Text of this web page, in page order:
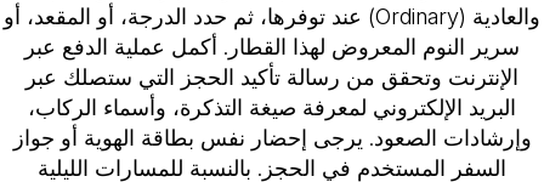
والعادية (Ordinary) عند توفرها، ثم حدد الدرجة، أو المقعد، أو
سرير النوم المعروض لهذا القطار. أكمل عملية الدفع عبر
الإنترنت وتحقق من رسالة تأكيد الحجز التي ستصلك عبر
البريد الإلكتروني لمعرفة صيغة التذكرة، وأسماء الركاب،
وإرشادات الصعود. يرجى إحضار نفس بطاقة الهوية أو جواز
السفر المستخدم في الحجز. بالنسبة للمسارات الليلية